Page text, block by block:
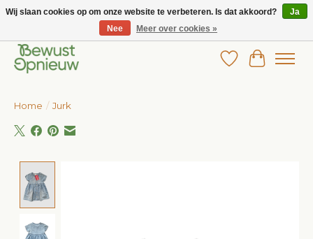
Wij bieden het grootste aanbod in betaalbare kinderkleding!
Verlanglijst
Home / Jurk
Wij slaan cookies op om onze website te verbeteren. Is dat akkoord?
Ja
Nee
Meer over cookies »